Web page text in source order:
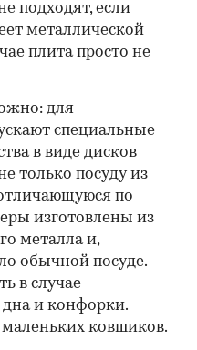
подходят, если
металлической
плита просто не
для
специальные
в виде дисков
только посуду из
по
изготовлены из
металла и,
обычной посуде.
в случае
дна и конфорки.
ковшиков.